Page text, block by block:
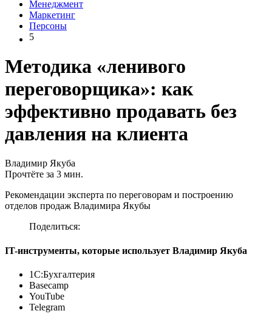
Менеджмент
Маркетинг
Персоны
5
Методика «ленивого
переговорщика»: как
эффективно продавать без
давления на клиента
Владимир Якуба
Прочтёте за 3 мин.
Рекомендации эксперта по переговорам и построению
отделов продаж Владимира Якубы
Поделиться:
IT-инструменты, которые использует Владимир Якуба
1С:Бухгалтерия
Basecamp
YouTube
Telegram